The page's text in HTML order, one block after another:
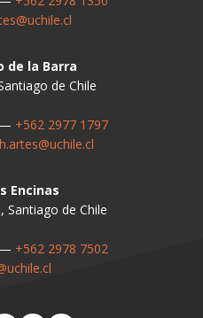
de la Barra
de Chile
+562 2977 1797
Encinas
Santiago de Chile
— +562 2978 7502